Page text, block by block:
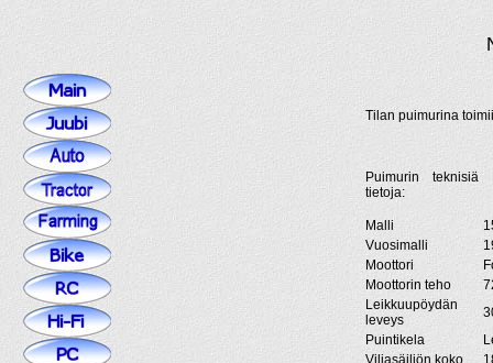
Tilan puimurina
Puimurin teknisiä
tietoja:
Malli
Vuosimalli
Moottori
Moottorin teho
Leikkuupöydän
leveys
Puintikela
Viljasäiliön koko